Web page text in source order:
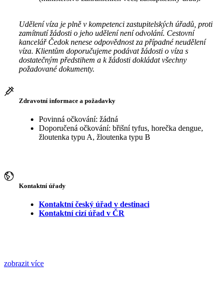
Udělení víza je plně v kompetenci zastupitelských úřadů, proti
zamítnutí žádosti o jeho udělení není odvolání. Cestovní
kancelář Čedok nenese odpovědnost za případné neudělení
víza. Klientům doporučujeme podávat žádosti o víza s
dostatečným předstihem a k žádosti dokládat všechny
požadované dokumenty.
Zdravotní informace a požadavky
Povinná očkování: žádná
Doporučená očkování: břišní tyfus, horečka dengue,
žloutenka typu A, žloutenka typu B
Kontaktní úřady
Kontaktní český úřad v destinaci
Kontaktní cizí úřad v ČR
zobrazit více